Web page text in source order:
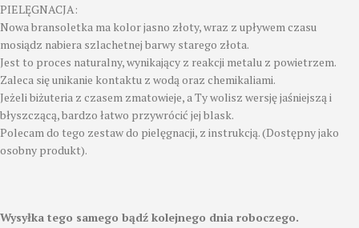
PIELĘGNACJA:
Nowa bransoletka ma kolor jasno złoty, wraz z upływem czasu
mosiądz nabiera szlachetnej barwy starego złota.
Jest to proces naturalny, wynikający z reakcji metalu z powietrzem.
Zaleca się unikanie kontaktu z wodą oraz chemikaliami.
Jeżeli biżuteria z czasem zmatowieje, a Ty wolisz wersję jaśniejszą i
błyszczącą, bardzo łatwo przywrócić jej blask.
Polecam do tego zestaw do pielęgnacji, z instrukcją. (Dostępny jako
osobny produkt).
Wysyłka tego samego bądź kolejnego dnia roboczego.